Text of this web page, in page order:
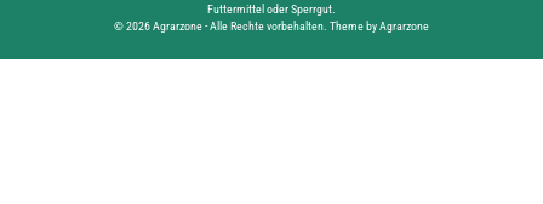
Futtermittel oder Sperrgut.
© 2026 Agrarzone - Alle Rechte vorbehalten. Theme by Agrarzone